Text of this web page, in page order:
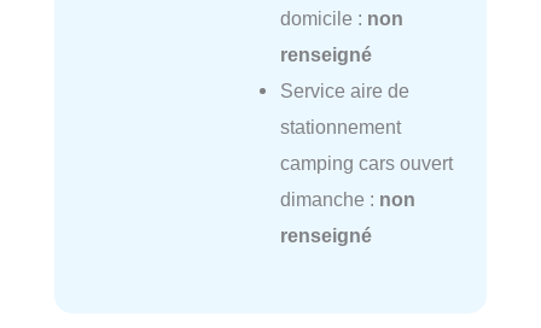
domicile : non
renseigné
Service aire de
stationnement
camping cars ouvert
dimanche : non
renseigné